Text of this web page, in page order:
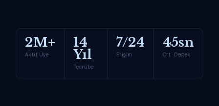
2M+
Aktif Üye
14
Yıl
Tecrübe
7/24
Erişim
45sn
Ort. Destek